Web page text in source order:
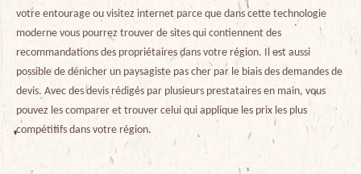
votre entourage ou visitez internet parce que dans cette technologie
moderne vous pourrez trouver de sites qui contiennent des
recommandations des propriétaires dans votre région. Il est aussi
possible de dénicher un paysagiste pas cher par le biais des demandes de
devis. Avec des devis rédigés par plusieurs prestataires en main, vous
pouvez les comparer et trouver celui qui applique les prix les plus
compétitifs dans votre région.